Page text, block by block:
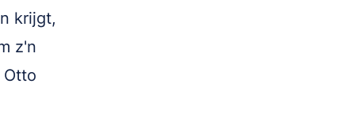
krijgt,
z'n